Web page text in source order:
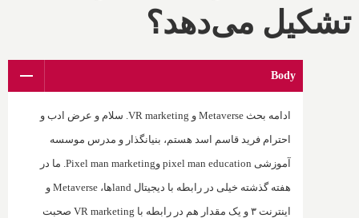
تشکیل می‌دهد؟
Body
ادامه بحث Metaverse و VR marketing . سلام و عرض ادب و
احترام فرید قاسم اسد هستم، بنیانگذار و مدرس موسسه
آموزشی pixel man education و‌Pixel man marketing . ما در
هفته گذشته خیلی در رابطه با دیجیتال landها، Metaverse و
اینترنت ۳ و یک مقدار هم در رابطه با
VR marketing صحبت